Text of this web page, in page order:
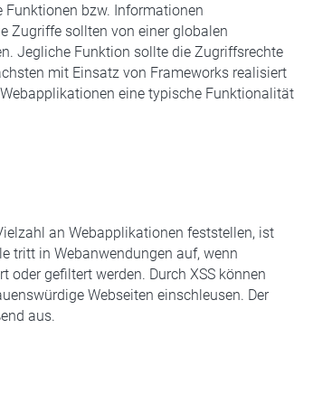
Funktionen bzw. Informationen
Zugriffe sollten von einer globalen
Jegliche Funktion sollte die Zugriffsrechte
mit Einsatz von Frameworks realisiert
eine typische Funktionalität
an Webapplikationen feststellen, ist
tritt in Webanwendungen auf, wenn
gefiltert werden. Durch XSS können
Webseiten einschleusen. Der
aus.